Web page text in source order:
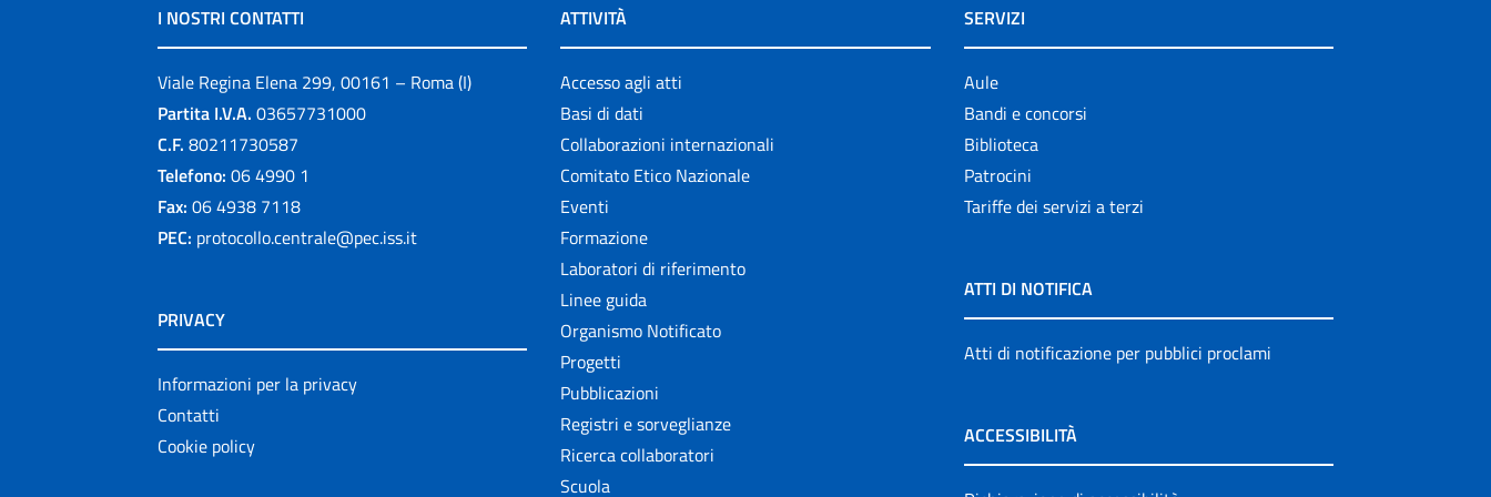
I NOSTRI CONTATTI
Viale Regina Elena 299, 00161 – Roma (I)
Partita I.V.A. 03657731000
C.F. 80211730587
Telefono: 06 4990 1
Fax: 06 4938 7118
PEC: protocollo.centrale@pec.iss.it
PRIVACY
Informazioni per la privacy
Contatti
Cookie policy
ATTIVITÀ
Accesso agli atti
Basi di dati
Collaborazioni internazionali
Comitato Etico Nazionale
Eventi
Formazione
Laboratori di riferimento
Linee guida
Organismo Notificato
Progetti
Pubblicazioni
Registri e sorveglianze
Ricerca collaboratori
Scuola
SERVIZI
Aule
Bandi e concorsi
Biblioteca
Patrocini
Tariffe dei servizi a terzi
ATTI DI NOTIFICA
Atti di notificazione per pubblici proclami
ACCESSIBILITÀ